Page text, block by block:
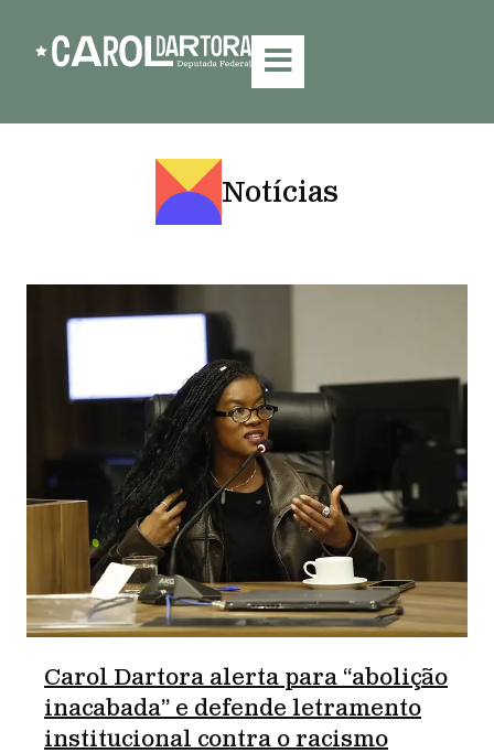
Notícias
Carol Dartora alerta para “abolição
inacabada” e defende letramento
institucional contra o racismo